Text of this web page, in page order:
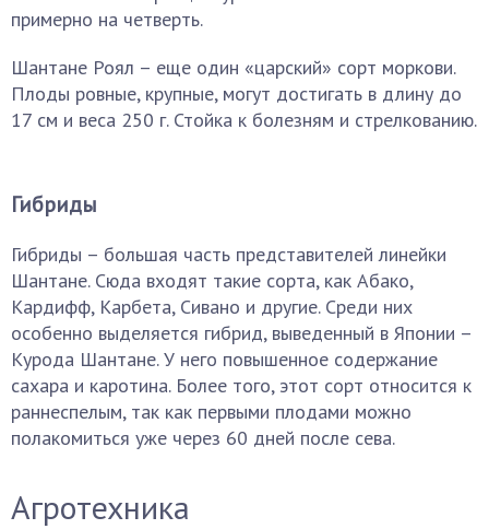
примерно на четверть.
Шантане Роял – еще один «царский» сорт моркови.
Плоды ровные, крупные, могут достигать в длину до
17 см и веса 250 г. Стойка к болезням и стрелкованию.
Гибриды
Гибриды – большая часть представителей линейки
Шантане. Сюда входят такие сорта, как Абако,
Кардифф, Карбета, Сивано и другие. Среди них
особенно выделяется гибрид, выведенный в Японии –
Курода Шантане. У него повышенное содержание
сахара и каротина. Более того, этот сорт относится к
раннеспелым, так как первыми плодами можно
полакомиться уже через 60 дней после сева.
Агротехника